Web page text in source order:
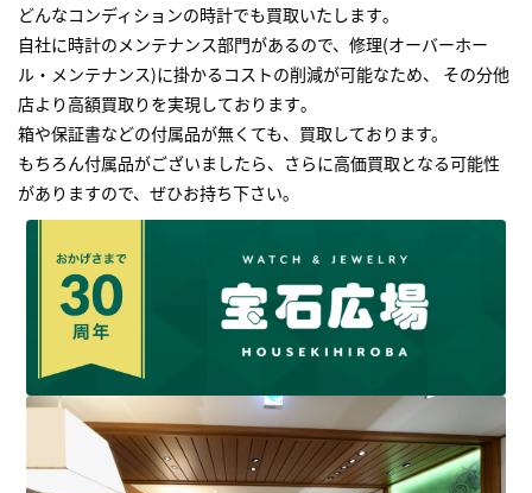
どんなコンディションの時計でも買取いたします｡
自社に時計のメンテナンス部門があるので、修理(オーバーホー
ル・メンテナンス)に掛かるコストの削減が可能なため、 その分他
店より高額買取りを実現しております｡
箱や保証書などの付属品が無くても、買取しております。
もちろん付属品がございましたら、さらに高価買取となる可能性
がありますので、ぜひお持ち下さい｡